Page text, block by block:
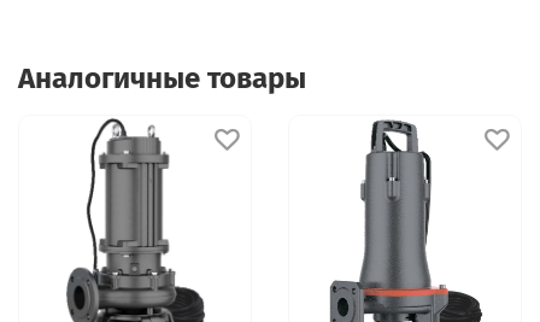
Аналогичные товары